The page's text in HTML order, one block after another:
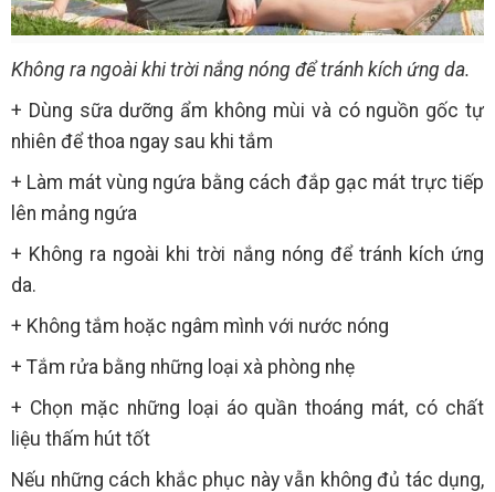
Không ra ngoài khi trời nắng nóng để tránh kích ứng da.
+ Dùng sữa dưỡng ẩm không mùi và có nguồn gốc tự
nhiên để thoa ngay sau khi tắm
+ Làm mát vùng ngứa bằng cách đắp gạc mát trực tiếp
lên mảng ngứa
+ Không ra ngoài khi trời nắng nóng để tránh kích ứng
da.
+ Không tắm hoặc ngâm mình với nước nóng
+ Tắm rửa bằng những loại xà phòng nhẹ
+ Chọn mặc những loại áo quần thoáng mát, có chất
liệu thấm hút tốt
Nếu những cách khắc phục này vẫn không đủ tác dụng,